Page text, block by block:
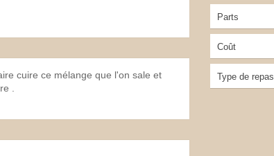
cuire ce mélange que l'on sale et
.
Parts
Coût
Type de repas